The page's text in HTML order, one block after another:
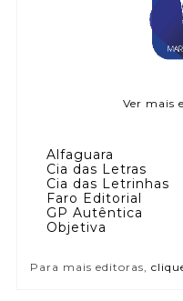
Ver mais
Alfaguara
Cia das Letras
Cia das Letrinhas
Faro Editorial
GP Autêntica
Objetiva
Para mais editoras,